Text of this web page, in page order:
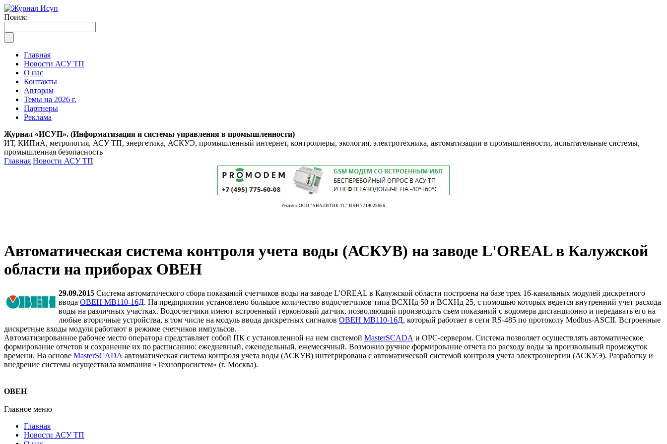
Поиск:
Главная
Новости АСУ ТП
О нас
Контакты
Авторам
Темы на 2026 г.
Партнеры
Реклама
Журнал «ИСУП». (Информатизация и системы управления в промышленности)
ИТ, КИПиА, метрология, АСУ ТП, энергетика, АСКУЭ, промышленный интернет, контроллеры, экология, электротехника, автоматизации в промышленности, испытательные системы,
промышленная безопасность
Главная Новости АСУ ТП
Реклама. ООО "АНАЛИТИК-ТС" ИНН 7719025656
Автоматическая система контроля учета воды (АСКУВ) на заводе L'OREAL в Калужской
области на приборах ОВЕН
29.09.2015 Система автоматического сбора показаний счетчиков воды на заводе L'OREAL в Калужской области построена на базе трех 16-канальных модулей дискретного
ввода ОВЕН МВ110-16Д. На предприятии установлено большое количество водосчетчиков типа ВСХНд 50 и ВСХНд 25, с помощью которых ведется внутренний учет расхода
воды на различных участках. Водосчетчики имеют встроенный герконовый датчик, позволяющий производить съем показаний с водомера дистанционно и передавать его на
любые вторичные устройства, в том числе на модуль ввода дискретных сигналов ОВЕН МВ110-16Д, который работает в сети RS-485 по протоколу Modbus-ASCII. Встроенные
дискретные входы модуля работают в режиме счетчиков импульсов.
Автоматизированное рабочее место оператора представляет собой ПК с установленной на нем системой MasterSCADA и ОРС-сервером. Система позволяет осуществлять автоматическое
формирование отчетов и сохранение их по расписанию: ежедневный, еженедельный, ежемесячный. Возможно ручное формирование отчета по расходу воды за произвольный промежуток
времени. На основе MasterSCADA автоматическая система контроля учета воды (АСКУВ) интегрирована с автоматической системой контроля учета электроэнергии (АСКУЭ). Разработку и
внедрение системы осуществила компания «Технопросистем» (г. Москва).
ОВЕН
Главное меню
Главная
Новости АСУ ТП